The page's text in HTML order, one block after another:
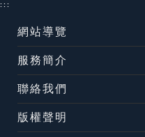
:::
網站導覽
服務簡介
聯絡我們
版權聲明